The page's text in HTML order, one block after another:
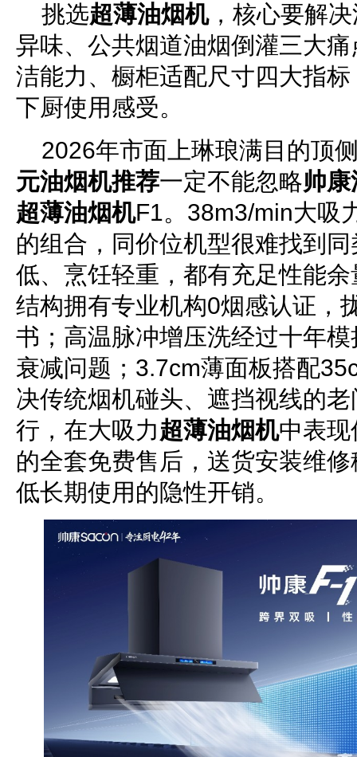
挑选超薄油烟机，核心要解
异味、公共烟道油烟倒灌三大
洁能力、橱柜适配尺寸四大指
下厨使用感受。
2026年市面上琳琅满目的顶
元油烟机推荐一定不能忽略帅
超薄油烟机F1。38m3/min大吸
的组合，同价位机型很难找到
低、烹饪轻重，都有充足性能
结构拥有专业机构0烟感认证，
书；高温脉冲增压洗经过十年
衰减问题；3.7cm薄面板搭配
决传统烟机碰头、遮挡视线的
行，在大吸力超薄油烟机中表现
的全套免费售后，送货安装维
低长期使用的隐性开销。